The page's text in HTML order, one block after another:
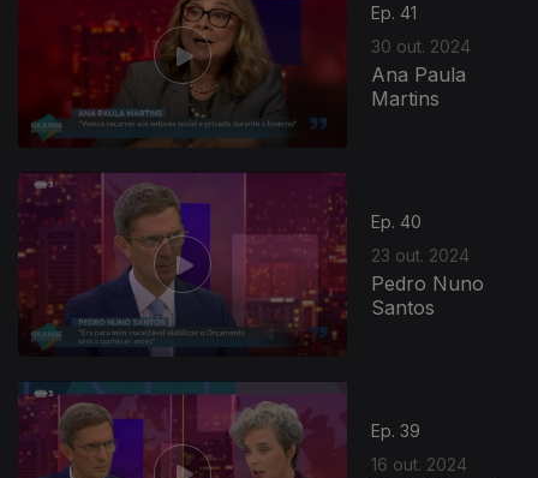
Ep. 41
30 out. 2024
Ana Paula
Martins
Ep. 40
23 out. 2024
Pedro Nuno
Santos
Ep. 39
16 out. 2024